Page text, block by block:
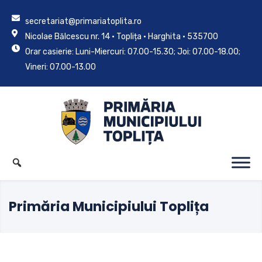
secretariat@primariatoplita.ro
Nicolae Bălcescu nr. 14 • Toplița • Harghita • 535700
Orar casierie: Luni-Miercuri: 07.00-15.30; Joi: 07.00-18.00;
Vineri: 07.00-13.00
Primăria Municipiului Toplița